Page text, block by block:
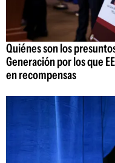
Quiénes son los
Generación por los que
en recompensas